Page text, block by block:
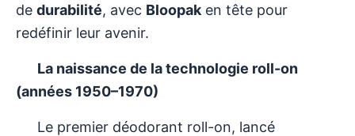
de durabilité, avec Bloopak en tête pour
redéfinir leur avenir.
La naissance de la technologie roll-on
(années 1950–1970)
Le premier déodorant roll-on, lancé